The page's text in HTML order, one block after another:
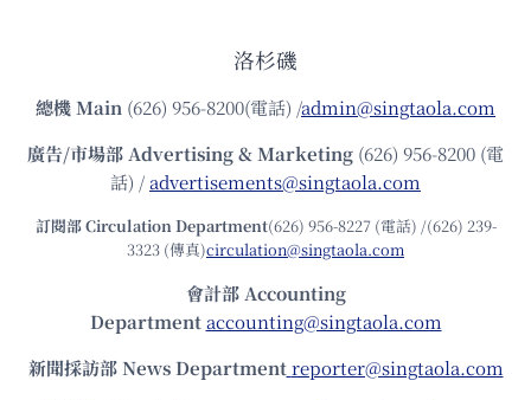
洛杉磯
總機Main (626) 956-8200(電話) /admin@singtaola.com
廣告/市場部Advertising & Marketing (626) 956-8200 (電
話) /advertisements@singtaola.com
訂閱部 Circulation Department(626) 956-8227 (電話) /(626) 239-
3323 (傳真)circulation@singtaola.com
會計部 Accounting
Department accounting@singtaola.com
新聞採訪部 News Department reporter@singtaola.com